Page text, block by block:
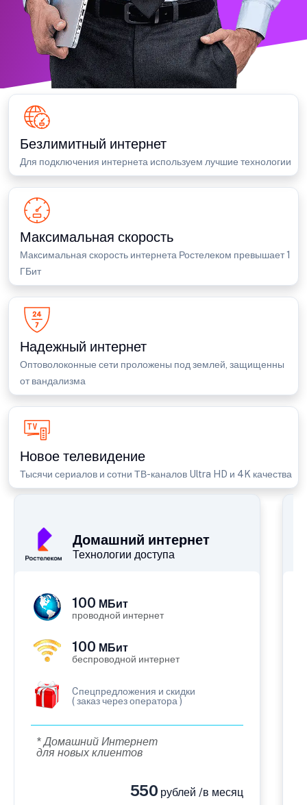
Безлимитный интернет
Для подключения интернета используем лучшие технологии
Максимальная скорость
Максимальная скорость интернета Ростелеком превышает 1
ГБит
Надежный интернет
Оптоволоконные сети проложены под землей, защищенны
от вандализма
Новое телевидение
Тысячи сериалов и сотни ТВ-каналов Ultra HD и 4K качества
Домашний интернет
Технологии доступа
100 МБит
проводной интернет
100 МБит
беспроводной интернет
Cпецпредложения и скидки
( заказ через оператора )
* Домашний Интернет
для новых клиентов
550 рублей /в месяц